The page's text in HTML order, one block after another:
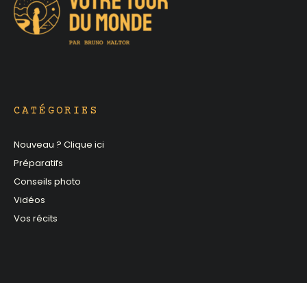
CATÉGORIES
Nouveau ? Clique ici
Préparatifs
Conseils photo
Vidéos
Vos récits